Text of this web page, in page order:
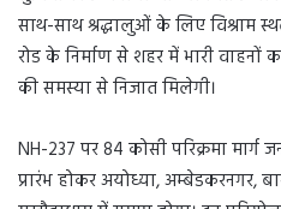
साथ-साथ श्रद्धालुओं के लिए विश्राम
रोड के निर्माण से शहर में भारी वाहनों
की समस्या से निजात मिलेगी।
NH-237 पर 84 कोसी परिक्रमा मार्ग
प्रारंभ होकर अयोध्या, अम्बेडकरनगर,